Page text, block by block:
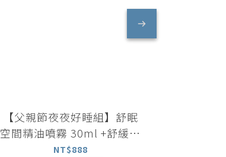
【父親節夜夜好睡組】舒眠
空間精油噴霧 30ml +舒緩滾
珠精油5ml+矽晶按摩刮痧板
NT$888